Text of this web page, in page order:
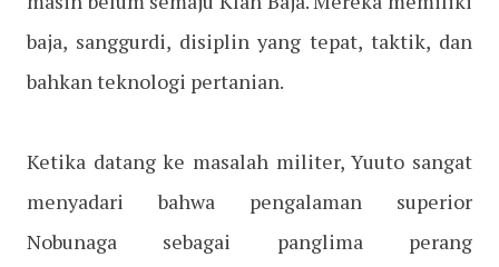
baja, sanggurdi, disiplin yang tepat, taktik, dan
bahkan teknologi pertanian.
Ketika datang ke masalah militer, Yuuto sangat
menyadari bahwa pengalaman superior
Nobunaga sebagai panglima perang